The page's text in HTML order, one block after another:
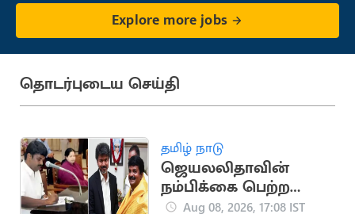
Explore more jobs
தொடர்புடைய செய்தி
தமிழ் நாடு
ஜெயலலிதாவின்
நம்பிக்கை பெற்ற
சி.விஜயபாஸ்கர்..
Aug 08, 2026, 17:08 IST